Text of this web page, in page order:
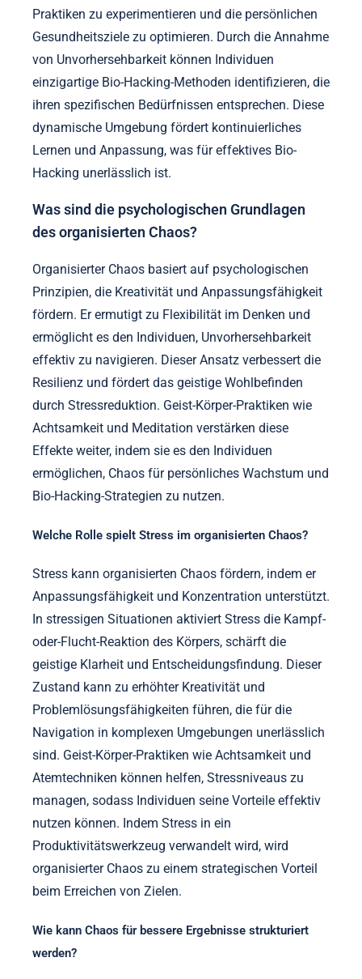
Praktiken zu experimentieren und die persönlichen
Gesundheitsziele zu optimieren. Durch die Annahme
von Unvorhersehbarkeit können Individuen
einzigartige Bio-Hacking-Methoden identifizieren, die
ihren spezifischen Bedürfnissen entsprechen. Diese
dynamische Umgebung fördert kontinuierliches
Lernen und Anpassung, was für effektives Bio-
Hacking unerlässlich ist.
Was sind die psychologischen Grundlagen
des organisierten Chaos?
Organisierter Chaos basiert auf psychologischen
Prinzipien, die Kreativität und Anpassungsfähigkeit
fördern. Er ermutigt zu Flexibilität im Denken und
ermöglicht es den Individuen, Unvorhersehbarkeit
effektiv zu navigieren. Dieser Ansatz verbessert die
Resilienz und fördert das geistige Wohlbefinden
durch Stressreduktion. Geist-Körper-Praktiken wie
Achtsamkeit und Meditation verstärken diese
Effekte weiter, indem sie es den Individuen
ermöglichen, Chaos für persönliches Wachstum und
Bio-Hacking-Strategien zu nutzen.
Welche Rolle spielt Stress im organisierten Chaos?
Stress kann organisierten Chaos fördern, indem er
Anpassungsfähigkeit und Konzentration unterstützt.
In stressigen Situationen aktiviert Stress die Kampf-
oder-Flucht-Reaktion des Körpers, schärft die
geistige Klarheit und Entscheidungsfindung. Dieser
Zustand kann zu erhöhter Kreativität und
Problemlösungsfähigkeiten führen, die für die
Navigation in komplexen Umgebungen unerlässlich
sind. Geist-Körper-Praktiken wie Achtsamkeit und
Atemtechniken können helfen, Stressniveaus zu
managen, sodass Individuen seine Vorteile effektiv
nutzen können. Indem Stress in ein
Produktivitätswerkzeug verwandelt wird, wird
organisierter Chaos zu einem strategischen Vorteil
beim Erreichen von Zielen.
Wie kann Chaos für bessere Ergebnisse strukturiert
werden?